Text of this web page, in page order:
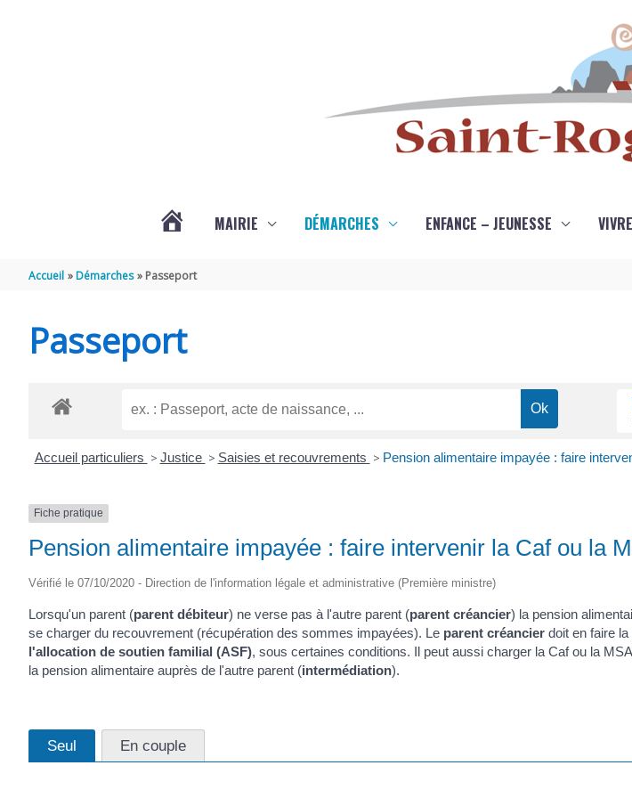
ROGATIEN
MAIRIE DÉMARCHES ENFANCE – JEUNESSE
Accueil Démarches Passeport
Passeport
Accueil particuliers > Justice > Saisies et recouvrements > Pension alimentaire impayée : faire
Fiche pratique
Pension alimentaire impayée : faire intervenir la Caf ou la
Vérifié le 07/10/2020 - Direction de l'information légale et administrative (Première ministre)
Lorsqu'un parent (parent débiteur) ne verse pas à l'autre parent (parent créancier) la pension
se charger du recouvrement (récupération des sommes impayées). Le parent créancier doit en faire
l'allocation de soutien familial (ASF), sous certaines conditions. Il peut aussi charger la Caf ou la
la pension alimentaire auprès de l'autre parent (intermédiation).
Seul En couple